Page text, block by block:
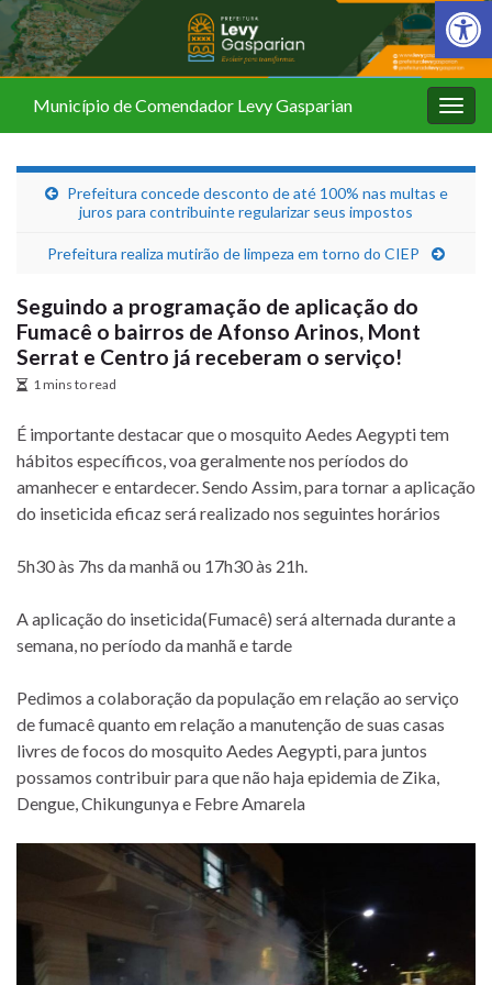
Barra de
Município de Comendador Levy Gasparian
Prefeitura concede desconto de até 100% nas multas e
juros para contribuinte regularizar seus impostos
Prefeitura realiza mutirão de limpeza em torno do CIEP
Seguindo a programação de aplicação do
Fumacê o bairros de Afonso Arinos, Mont
Serrat e Centro já receberam o serviço!
1 mins to read
É importante destacar que o mosquito Aedes Aegypti tem
hábitos específicos, voa geralmente nos períodos do
amanhecer e entardecer. Sendo Assim, para tornar a aplicação
do inseticida eficaz será realizado nos seguintes horários
5h30 às 7hs da manhã ou 17h30 às 21h.
A aplicação do inseticida(Fumacê) será alternada durante a
semana, no período da manhã e tarde
Pedimos a colaboração da população em relação ao serviço
de fumacê quanto em relação a manutenção de suas casas
livres de focos do mosquito Aedes Aegypti, para juntos
possamos contribuir para que não haja epidemia de Zika,
Dengue, Chikungunya e Febre Amarela